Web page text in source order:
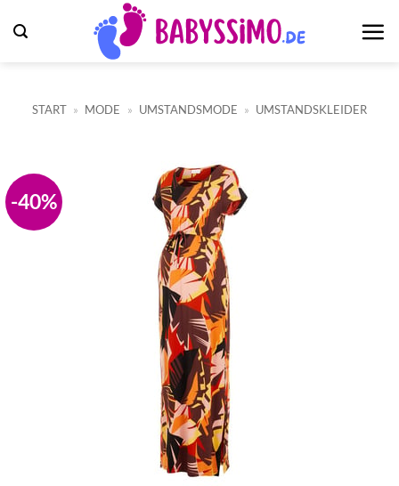
Inhalt
START » MODE » UMSTANDSMODE » UMSTANDSKLEIDER
-40%